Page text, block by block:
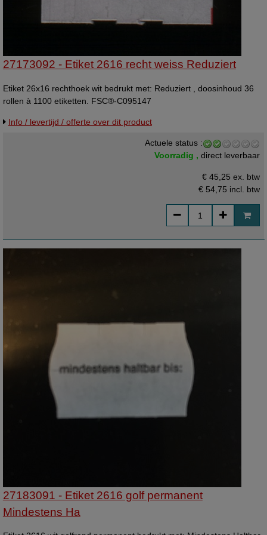
27173092 - Etiket 2616 recht weiss Reduziert
Etiket 26x16 rechthoek wit bedrukt met: Reduziert , doosinhoud 36
rollen à 1100 etiketten. FSC®-C095147
Info / levertijd / offerte over dit product
Actuele status :
Voorradig ,direct leverbaar
€ 45,25 ex. btw
€ 54,75 incl. btw
27183091 - Etiket 2616 golf permanent
Mindestens Ha